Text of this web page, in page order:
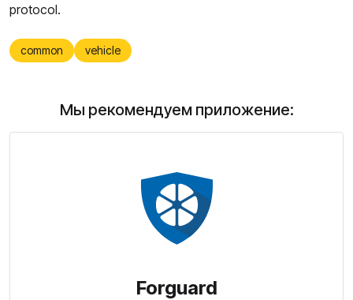
protocol.
common vehicle
Мы рекомендуем приложение:
Forguard